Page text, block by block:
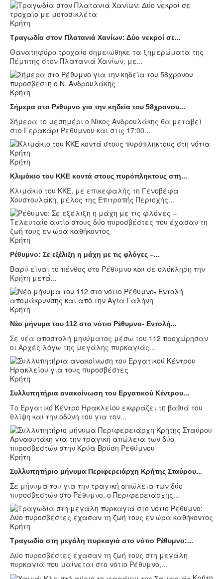
Κρήτη
Τραγωδία στον Πλατανιά Χανίων: Δύο νεκροί σε...
Θανατηφόρο τροχαίο σημειώθηκε τα ξημερώματα της
Πέμπτης στον Πλατανιά Χανίων, με...
Κρήτη
Σήμερα στο Ρέθυμνο για την κηδεία του 58χρονου...
Σήμερα το μεσημέρι ο Νίκος Ανδρουλάκης θα μεταβεί
στο Γερακάρι Ρεθύμνου και στις 17:00...
Κρήτη
Κλιμάκιο του ΚΚΕ κοντά στους πυρόπληκτους στη...
Κλιμάκιο του ΚΚΕ, με επικεφαλής τη Γενοβέφα
Χουστουλάκη, μέλος της Επιτροπής Περιοχής...
Κρήτη
Ρέθυμνο: Σε εξέλιξη η μάχη με τις φλόγες –...
Βαρύ είναι το πένθος στο Ρέθυμνο και σε ολόκληρη την
Κρήτη μετά...
Κρήτη
Νέο μήνυμα του 112 στο νότιο Ρέθυμνο- Εντολή...
Σε νέα αποστολή μηνύματος μέσω του 112 προχώρησαν
οι Αρχές λόγω της μεγάλης πυρκαγιάς...
Κρήτη
Συλλυπητήρια ανακοίνωση του Εργατικού Κέντρου...
Το Εργατικό Κέντρο Ηρακλείου εκφράζει τη βαθιά του
θλίψη και την οδύνη του για τον...
Κρήτη
Συλλυπητήριο μήνυμα Περιφερειάρχη Κρήτης Σταύρου...
Σε μήνυμα του για την τραγική απώλεια των δύο
πυροσβεστών στο Ρέθυμνο, ο Περιφερειάρχης...
Κρήτη
Τραγωδία στη μεγάλη πυρκαγιά στο νότιο Ρέθυμνο:...
Δύο πυροσβέστες έχασαν τη ζωή τους στη μεγάλη
πυρκαγιά που μαίνεται στο νότιο Ρέθυμνο,...